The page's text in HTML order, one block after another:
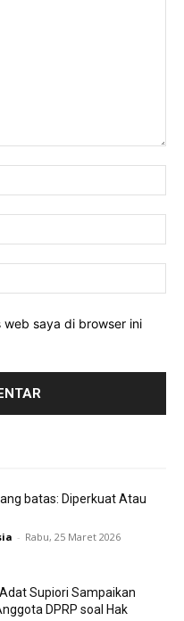
web saya di browser ini
batas: Diperkuat Atau
- Rabu, 25 Maret 2026
Supiori Sampaikan
DPRP soal Hak